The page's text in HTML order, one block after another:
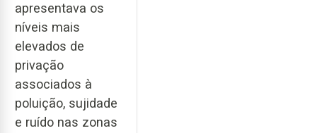
apresentava os
níveis mais
elevados de
privação
associados à
poluição, sujidade
e ruído nas zonas